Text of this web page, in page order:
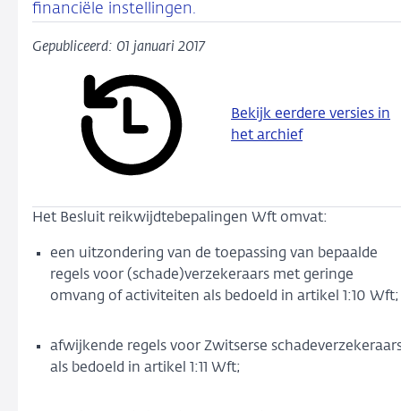
financiële instellingen.
Gepubliceerd: 01 januari 2017
Bekijk eerdere versies in
het archief
Het Besluit reikwijdtebepalingen Wft omvat:
een uitzondering van de toepassing van bepaalde
regels voor (schade)verzekeraars met geringe
omvang of activiteiten als bedoeld in artikel 1:10 Wft;
afwijkende regels voor Zwitserse
als bedoeld in artikel 1:11 Wft;